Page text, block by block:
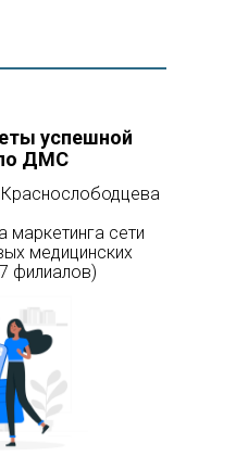
успешной
ДМС
маркетинга сети
медицинских
филиалов)